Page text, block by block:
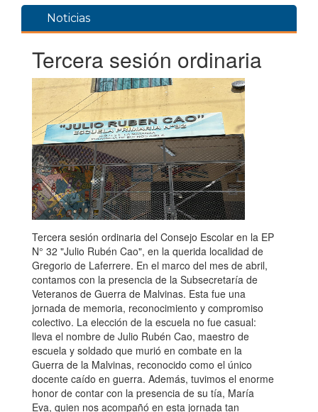
Noticias
Tercera sesión ordinaria
Tercera sesión ordinaria del Consejo Escolar en la EP
N° 32 "Julio Rubén Cao", en la querida localidad de
Gregorio de Laferrere. En el marco del mes de abril,
contamos con la presencia de la Subsecretaría de
Veteranos de Guerra de Malvinas. Esta fue una
jornada de memoria, reconocimiento y compromiso
colectivo. La elección de la escuela no fue casual:
lleva el nombre de Julio Rubén Cao, maestro de
escuela y soldado que murió en combate en la
Guerra de la Malvinas, reconocido como el único
docente caído en guerra. Además, tuvimos el enorme
honor de contar con la presencia de su tía, María
Eva, quien nos acompañó en esta jornada tan